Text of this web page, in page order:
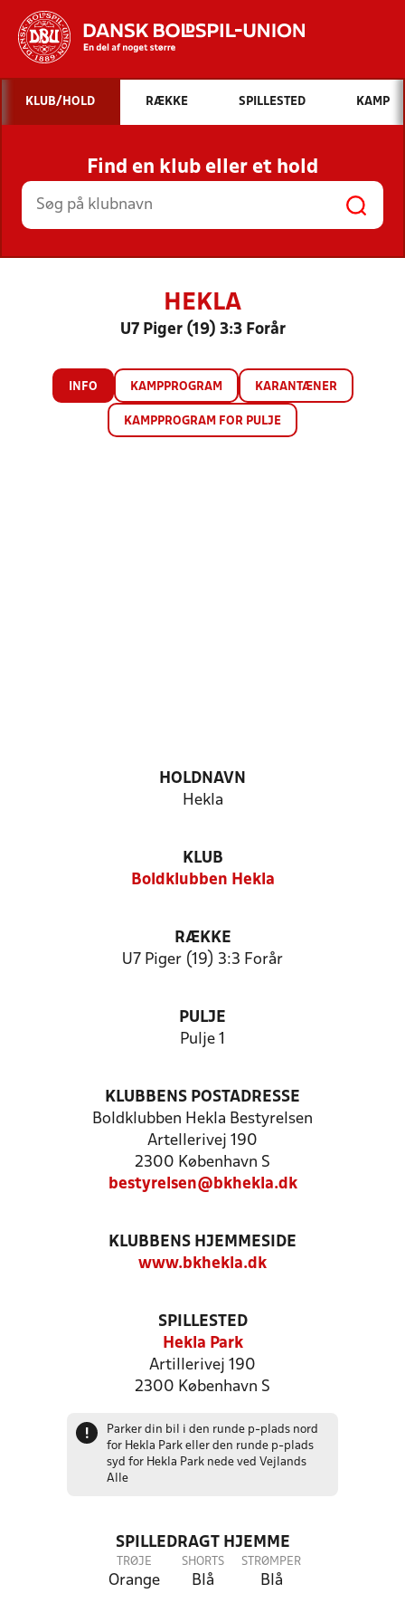
Hvad vil du søge efter?
INDHOLD OG NYHEDER
STILLINGER, RESULTATER, KLUBBER OG
HOLD
KLUB/HOLD RÆKKE SPILLESTED KAMP
Find en klub eller et hold
HEKLA
U7 Piger (19) 3:3 Forår
INFO KAMPPROGRAM KARANTÆNER
KAMPPROGRAM FOR PULJE
HOLDNAVN
Hekla
KLUB
Boldklubben Hekla
RÆKKE
U7 Piger (19) 3:3 Forår
PULJE
Pulje 1
KLUBBENS POSTADRESSE
Boldklubben Hekla Bestyrelsen
Artellerivej 190
2300 København S
bestyrelsen@bkhekla.dk
KLUBBENS HJEMMESIDE
www.bkhekla.dk
SPILLESTED
Hekla Park
Artillerivej 190
2300 København S
!
Parker din bil i den runde p-plads nord
for Hekla Park eller den runde p-plads
syd for Hekla Park nede ved Vejlands
Alle
SPILLEDRAGT HJEMME
TRØJE
Orange
SHORTS
Blå
STRØMPER
Blå